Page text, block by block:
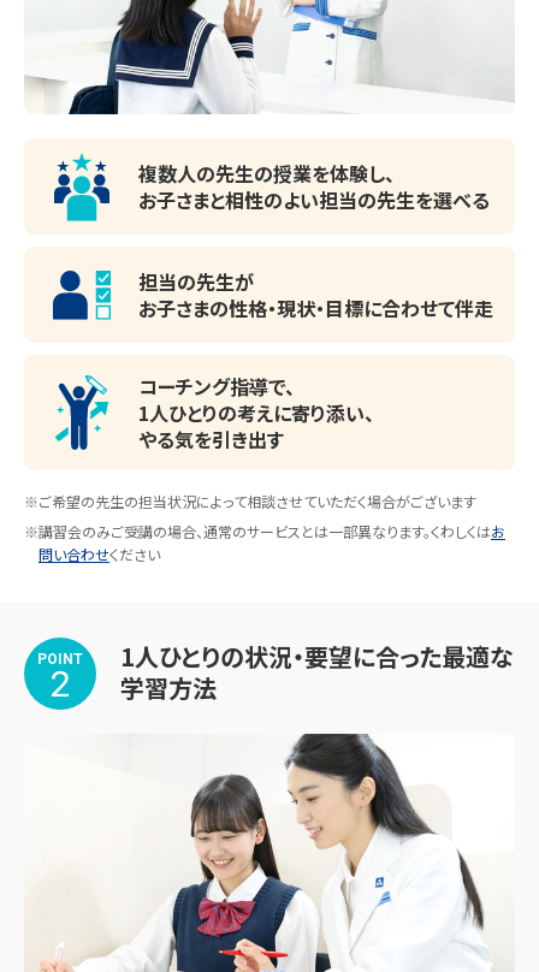
んな小さなことでもお気軽にお声かけください。
●高等学校：杉並、豊多摩、富士、鷺宮、井草、武蔵野北、西、
日本大学第二、日大櫻丘、中央大学附属、中央大学杉並、大
妻中野、杉並学院、文大杉並、國學院久我山、武蔵野大学、光
●中学校：天沼、神明、宮前、井荻、井草、荻窪、松渓、富士、三
鷹、日本大学第二、文大杉並、成蹊、女子美術大附属、大妻中
野、東京電機大、慶應義塾中等部、光塩女子…など
複数人の先生の授業を体験し、
お子さまと相性のよい担当の先生を選べる
担当の先生が
お子さまの性格・現状・目標に合わせて伴走
コーチング指導で、
1人ひとりの考えに寄り添い、
やる気を引き出す
※ご希望の先生の担当状況によって相談させていただく場合がございます
※講習会のみご受講の場合、通常のサービスとは一部異なります。くわしくはお
問い合わせください
POINT
2
1人ひとりの状況・要望に合った最適な
学習方法